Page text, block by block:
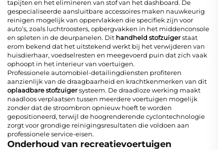
tapijten en het elimineren van stof van het dashboard. De
gespecialiseerde aansluitbare accessoires maken nauwkeurig
reinigen mogelijk van oppervlakken die specifiek zijn voor
auto’s, zoals luchtroosters, opbergvakken in het middenconsole
en spleten in de deurpanelen. Dit handheld stofzuigerstaat
erom bekend dat het uitstekend werkt bij het verwijderen van
huisdierhaar, voedselresten en meegevoerd puin dat zich vaak
ophoopt in het interieur van voertuigen.
Professionele automobiel-detailingdiensten profiteren
aanzienlijk van de draagbaarheid en krachtkenmerken van dit
oplaadbare stofzuigersysteem. De draadloze werking maakt
naadloos verplaatsen tussen meerdere voertuigen mogelijk
zonder dat de stroombron opnieuw hoeft te worden
gepositioneerd, terwijl de hoogrenderende cyclontechnologie
zorgt voor grondige reinigingsresultaten die voldoen aan
professionele service-eisen.
Onderhoud van recreatievoertuigen